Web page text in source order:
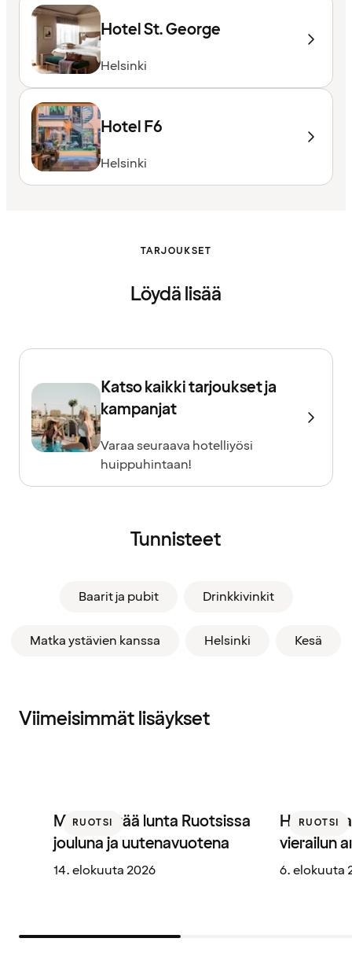
Hotel St. George
Helsinki
Hotel F6
Helsinki
TARJOUKSET
Löydä lisää
Katso kaikki tarjoukset ja
kampanjat
Varaa seuraava hotelliyösi
huippuhintaan!
Tunnisteet
Baarit ja pubit Drinkkivinkit
Matka ystävien kanssa Helsinki Kesä
Viimeisimmät lisäykset
RUOTSI
Mistä löytää lunta Ruotsissa
jouluna ja uutenavuotena
14. elokuuta 2026
RUOTSI
vierailun
6. elokuuta